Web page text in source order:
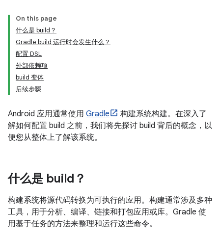
On this page
什么是 build？
Gradle build 运行时会发生什么？
配置 DSL
外部依赖项
build 变体
后续步骤
Android 应用通常使用 Gradle
构建系统构建。在深入了
解如何配置 build 之前，我们将先探讨 build 背后的概念，以
便您从整体上了解该系统。
什么是 build？
构建系统将源代码转换为可执行的应用。构建通常涉及多种
工具，用于分析、编译、链接和打包应用或库。Gradle 使
用基于任务的方法来整理和运行这些命令。